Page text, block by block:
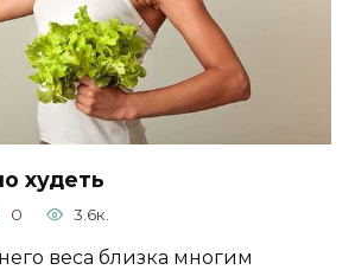
худеть
0 3.6к.
веса близка многим